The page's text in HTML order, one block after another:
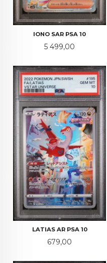
IONO SAR PSA 10
Pris
5 499,00
LATIAS AR PSA 10
Pris
679,00